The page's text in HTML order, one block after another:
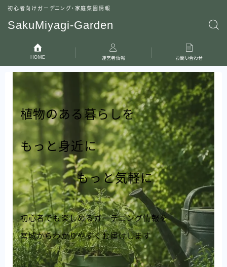
SakuMiyagi-Garden
初心者向けガーデニング・家庭菜園情報
HOME 運営者情報 お問い合わせ
植物のある暮らしを
もっと身近に
もっと気軽に
初心者でも楽しめるガーデニング情報を
宮城からわかりやすくお届けします